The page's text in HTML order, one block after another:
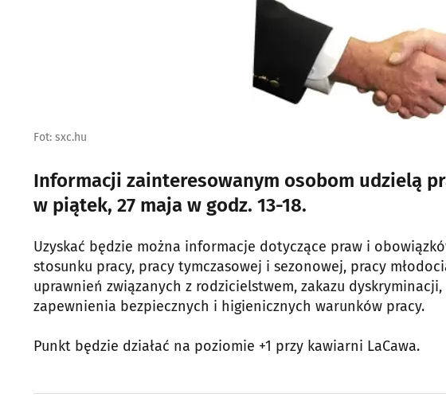
Fot: sxc.hu
Informacji zainteresowanym osobom udzielą
w piątek, 27 maja w godz. 13-18.
Uzyskać będzie można informacje dotyczące praw i
stosunku pracy, pracy tymczasowej i sezonowej, pracy
uprawnień związanych z rodzicielstwem, zakazu
zapewnienia bezpiecznych i higienicznych warunków pracy.
Punkt będzie działać na poziomie +1 przy kawiarni LaCawa.